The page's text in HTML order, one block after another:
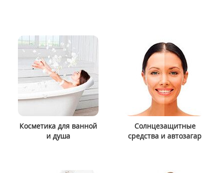
Косметика для ванной
и душа
Солнцезащитные
средства и автозагар